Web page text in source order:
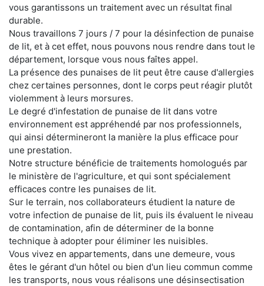
vous garantissons un traitement avec un résultat final
durable.
Nous travaillons 7 jours / 7 pour la désinfection de punaise
de lit, et à cet effet, nous pouvons nous rendre dans tout le
département, lorsque vous nous faîtes appel.
La présence des punaises de lit peut être cause d'allergies
chez certaines personnes, dont le corps peut réagir plutôt
violemment à leurs morsures.
Le degré d'infestation de punaise de lit dans votre
environnement est appréhendé par nos professionnels,
qui ainsi détermineront la manière la plus efficace pour
une prestation.
Notre structure bénéficie de traitements homologués par
le ministère de l'agriculture, et qui sont spécialement
efficaces contre les punaises de lit.
Sur le terrain, nos collaborateurs étudient la nature de
votre infection de punaise de lit, puis ils évaluent le niveau
de contamination, afin de déterminer de la bonne
technique à adopter pour éliminer les nuisibles.
Vous vivez en appartements, dans une demeure, vous
êtes le gérant d'un hôtel ou bien d'un lieu commun comme
les transports, nous vous réalisons une désinsectisation